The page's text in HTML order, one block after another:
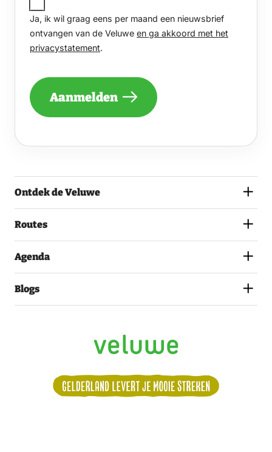
IK
WIL
GRAAG
PER
EEN
ONTVANGEN
EN
HET
Ja, ik wil graag eens per maand een nieuwsbrief
ontvangen van de Veluwe en ga akkoord met het
privacystatement.
Aanmelden
Ontdek de Veluwe
Routes
Agenda
Blogs